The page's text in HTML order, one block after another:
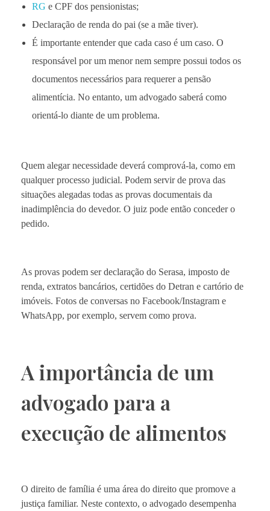
RG e CPF dos pensionistas;
Declaração de renda do pai (se a mãe tiver).
É importante entender que cada caso é um caso. O
responsável por um menor nem sempre possui todos os
documentos necessários para requerer a pensão
alimentícia. No entanto, um advogado saberá como
orientá-lo diante de um problema.
Quem alegar necessidade deverá comprová-la, como em
qualquer processo judicial. Podem servir de prova das
situações alegadas todas as provas documentais da
inadimplência do devedor. O juiz pode então conceder o
pedido.
As provas podem ser declaração do Serasa, imposto de
renda, extratos bancários, certidões do Detran e cartório de
imóveis. Fotos de conversas no Facebook/Instagram e
WhatsApp, por exemplo, servem como prova.
A importância de um
advogado para a
execução de alimentos
O direito de família é uma área do direito que promove a
justiça familiar. Neste contexto, o advogado desempenha